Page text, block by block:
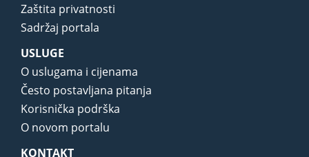
Zaštita privatnosti
Sadržaj portala
USLUGE
O uslugama i cijenama
Često postavljana pitanja
Korisnička podrška
O novom portalu
KONTAKT